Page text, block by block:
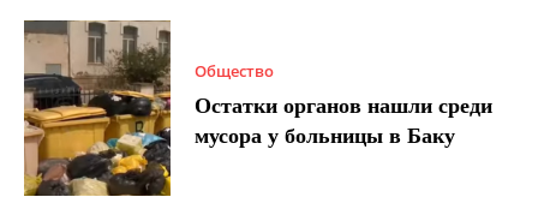
Общество
Остатки органов нашли среди
мусора у больницы в Баку